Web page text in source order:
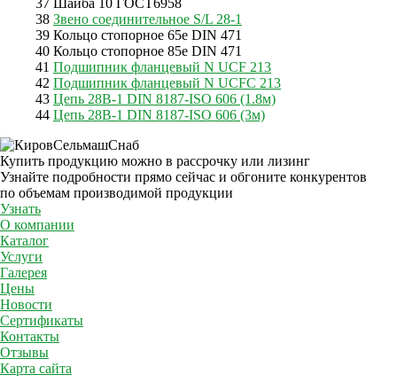
38 Звено соединительное S/L 28-1
39 Кольцо стопорное 65е DIN 471
40 Кольцо стопорное 85е DIN 471
41 Подшипник фланцевый N UCF 213
42 Подшипник фланцевый N UCFC 213
43 Цепь 28В-1 DIN 8187-ISO 606 (1.8м)
44 Цепь 28В-1 DIN 8187-ISO 606 (3м)
Купить продукцию можно в рассрочку или лизинг
Узнайте подробности прямо сейчас и обгоните конкурентов
по объемам производимой продукции
Узнать
О компании
Каталог
Услуги
Галерея
Цены
Новости
Сертификаты
Контакты
Отзывы
Карта сайта